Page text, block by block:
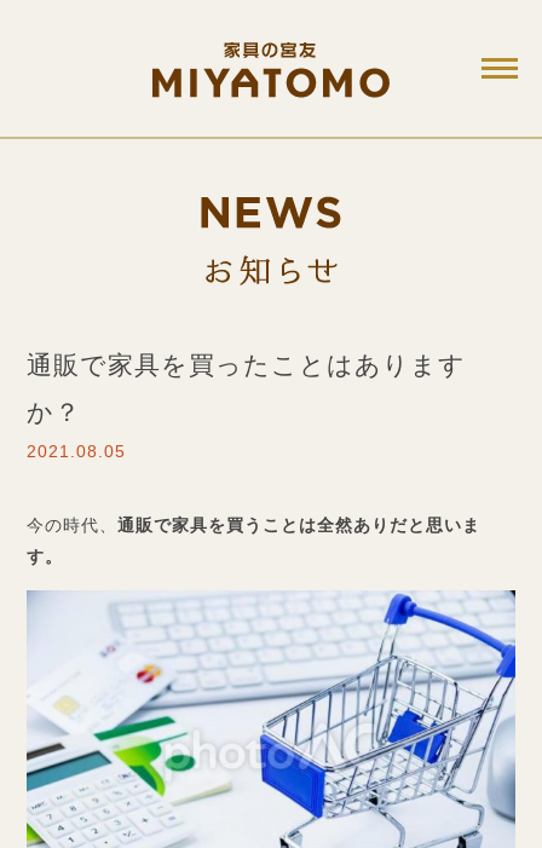
通販で家具を買ったことはあります
か？
2021.08.05
今の時代、通販で家具を買うことは全然ありだと思いま
す。